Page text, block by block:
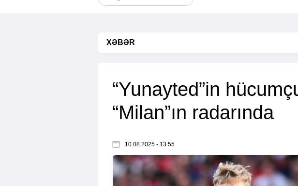
XƏBƏR
“Yunayted”in
“Milan”ın radarında
10.08.2025 - 13:55